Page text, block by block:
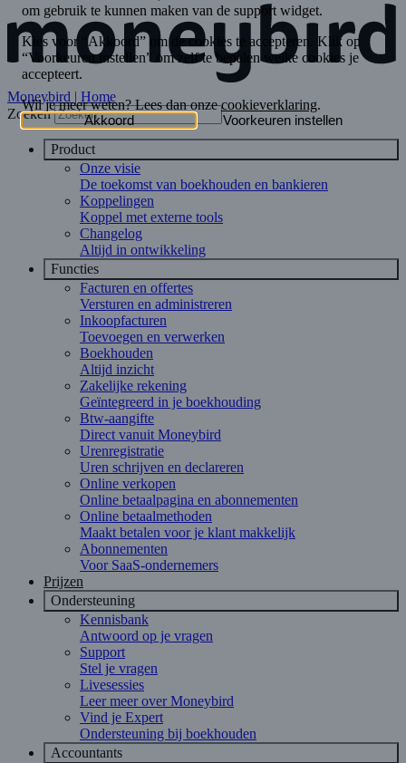
Moneybird | Home
Zoeken
Product
Onze visie
De toekomst van boekhouden en bankieren
Koppelingen
Koppel met externe tools
Changelog
Altijd in ontwikkeling
Functies
Facturen en offertes
Versturen en administreren
Inkoopfacturen
Toevoegen en verwerken
Boekhouden
Altijd inzicht
Zakelijke rekening
Geïntegreerd in je boekhouding
Btw-aangifte
Direct vanuit Moneybird
Urenregistratie
Uren schrijven en declareren
Online verkopen
Online betaalpagina en abonnementen
Online betaalmethoden
Maakt betalen voor je klant makkelijk
Abonnementen
Voor SaaS-ondernemers
Prijzen
Ondersteuning
Kennisbank
Antwoord op je vragen
Support
Stel je vragen
Livesessies
Leer meer over Moneybird
Vind je Expert
Ondersteuning bij boekhouden
Accountants